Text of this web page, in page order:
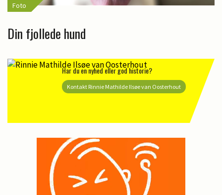
Foto
Din fjollede hund
Har du en nyhed eller god historie?
Kontakt Rinnie Mathilde Ilsøe van Oosterhout